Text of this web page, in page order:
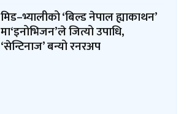
मिड–भ्यालीको ‘बिल्ड नेपाल ह्याकाथन’
मा‘इनोभिजन’ले जित्यो उपाधि,
‘सेन्टिनाज’ बन्यो रनरअप